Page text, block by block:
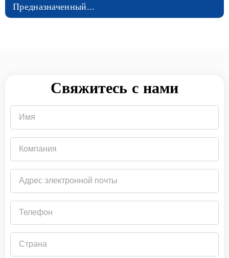
Предназначенный...
Свяжитесь с нами
электронной
почты